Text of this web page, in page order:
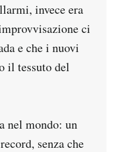
invece era
ci
e che i nuovi
il tessuto del
nel mondo: un
senza che